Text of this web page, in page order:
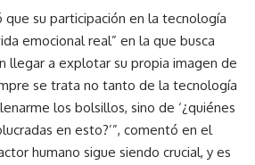
que su participación en la tecnología
emocional real” en la que busca
llegar a explotar su propia imagen de
se trata no tanto de la tecnología
los bolsillos, sino de ‘¿quiénes
en esto?’”, comentó en el
humano sigue siendo crucial, y es